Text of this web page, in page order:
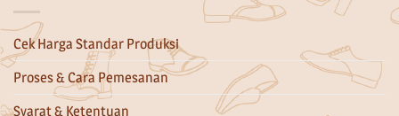
Cek Harga Standar Produksi
Proses & Cara Pemesanan
Syarat & Ketentuan